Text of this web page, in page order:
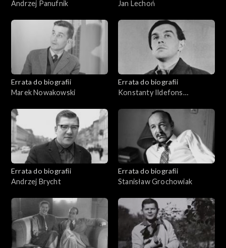
Andrzej Panufnik Jan Lechoń
Errata do biografii
Marek Nowakowski
Errata do biografii
Konstanty Ildefons
Errata do biografii
Andrzej Brycht
Errata do biografii
Stanisław Grochowiak